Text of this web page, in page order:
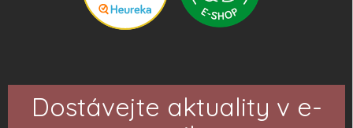
Dostávejte aktuality v e-